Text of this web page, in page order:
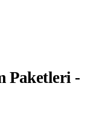
Paketleri -